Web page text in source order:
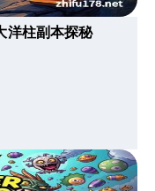
洋柱副本探秘